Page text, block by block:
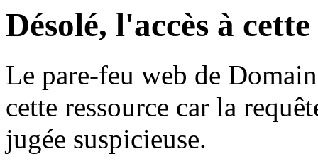
Désolé, l'accès à
Le pare-feu web de
cette ressource car la
jugée suspicieuse.